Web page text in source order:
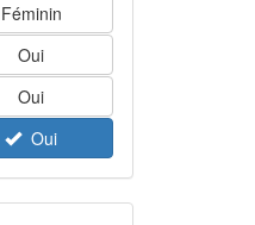
Féminin
Oui
Oui
Oui